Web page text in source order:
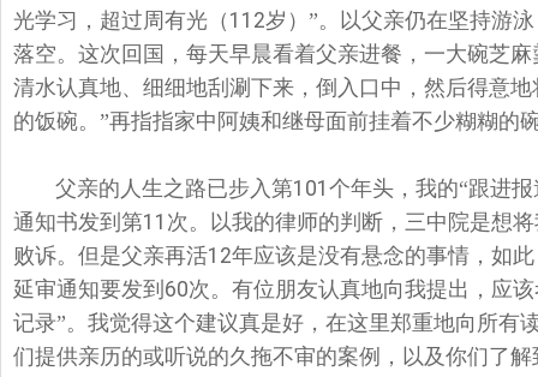
光学习，超过周有光（ 112岁）”。以父亲仍在坚持游
落空。这次回国，每天早晨看着父亲进餐，一大碗芝
清水认真地、细细地刮涮下来，倒入口中，然后得意
的饭碗。”再指指家中阿姨和继母面前挂着不少糊糊的
父亲的人生之路已步入第101个年头，我的“跟进
通知书发到第11 次。以我的律师的判断，三中院是想
败诉。但是父亲再活12年应该是没有悬念的事情，如
延审通知要发到 60次。有位朋友认真地向我提出，应
记录”。我觉得这个建议真是好，在这里郑重地向所有
们提供亲历的或听说的久拖不审的案例，以及你们了